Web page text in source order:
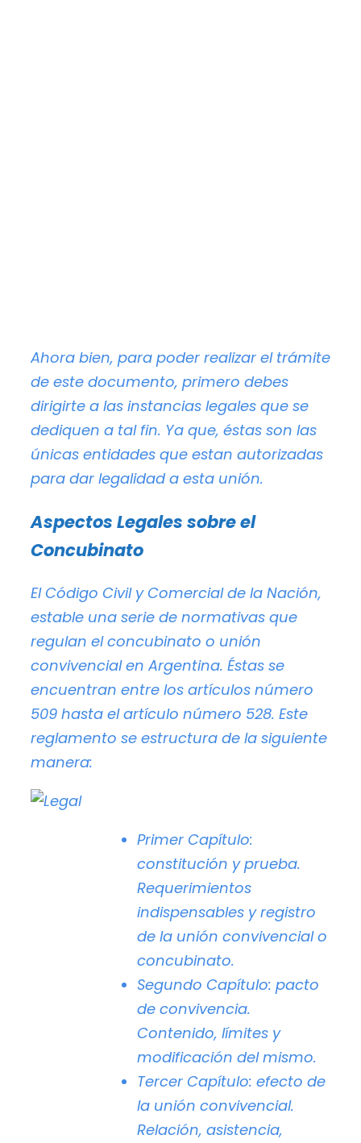
Ahora bien, para poder realizar el trámite
de este documento, primero debes
dirigirte a las instancias legales que se
dediquen a tal fin. Ya que, éstas son las
únicas entidades que estan autorizadas
para dar legalidad a esta unión.
Aspectos Legales sobre el
Concubinato
El Código Civil y Comercial de la Nación,
estable una serie de normativas que
regulan el concubinato o unión
convivencial en Argentina. Éstas se
encuentran entre los artículos número
509 hasta el artículo número 528. Este
reglamento se estructura de la siguiente
manera:
Primer Capítulo:
constitución y prueba.
Requerimientos
indispensables y registro
de la unión convivencial o
concubinato.
Segundo Capítulo: pacto
de convivencia.
Contenido, límites y
modificación del mismo.
Tercer Capítulo: efecto de
la unión convivencial.
Relación, asistencia,